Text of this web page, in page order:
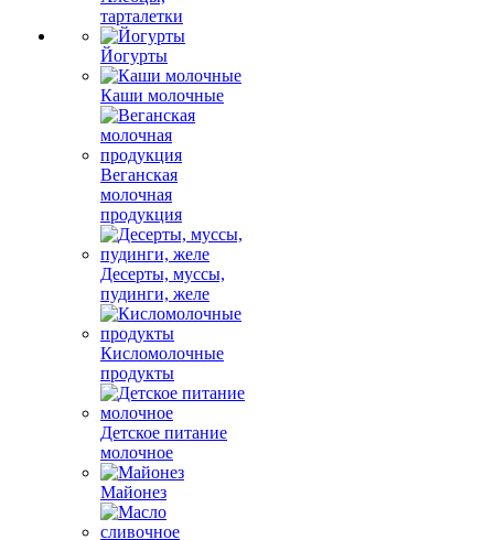
тарталетки
Йогурты
Каши молочные
Веганская
молочная
продукция
Десерты, муссы,
пудинги, желе
Кисломолочные
продукты
Детское питание
молочное
Майонез